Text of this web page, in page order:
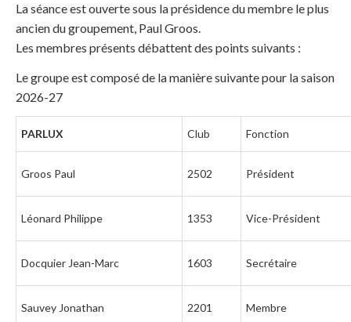
La séance est ouverte sous la présidence du membre le plus
ancien du groupement, Paul Groos.
Les membres présents débattent des points suivants :
Le groupe est composé de la manière suivante pour la saison
2026-27
PARLUX Club Fonction
Groos Paul 2502 Président
Léonard Philippe 1353 Vice-Président
Docquier Jean-Marc 1603 Secrétaire
Sauvey Jonathan 2201 Membre